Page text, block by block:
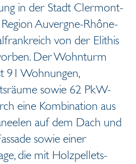
in der Stadt Clermont-
Auvergne-Rhône-
von der Elithis
Der Wohnturm
91 Wohnungen,
sowie 62 PkW-
eine Kombination aus
auf dem Dach und
sowie einer
die mit Holzpellets-